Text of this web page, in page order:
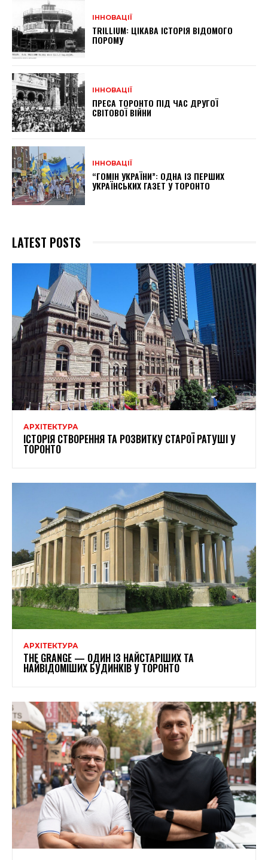
ІННОВАЦІЇ
TRILLIUM: ЦІКАВА ІСТОРІЯ ВІДОМОГО
ПОРОМУ
ІННОВАЦІЇ
ПРЕСА ТОРОНТО ПІД ЧАС ДРУГОЇ
СВІТОВОЇ ВІЙНИ
ІННОВАЦІЇ
“ГОМІН УКРАЇНИ”: ОДНА ІЗ ПЕРШИХ
УКРАЇНСЬКИХ ГАЗЕТ У ТОРОНТО
LATEST POSTS
АРХІТЕКТУРА
ІСТОРІЯ СТВОРЕННЯ ТА РОЗВИТКУ СТАРОЇ РАТУШІ У
ТОРОНТО
АРХІТЕКТУРА
THE GRANGE — ОДИН ІЗ НАЙСТАРІШИХ ТА
НАЙВІДОМІШИХ БУДИНКІВ У ТОРОНТО